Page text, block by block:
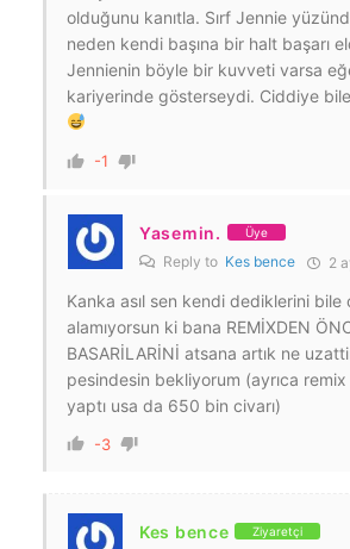
olduğunu kanıtla. Sırf Jennie
neden kendi başına bir halt başarı
Jennienin böyle bir kuvveti varsa
kariyerinde gösterseydi. Ciddiye
-1
Yasemin. Üye
Reply to Kes bence 2
Kanka asıl sen kendi dediklerini bile
alamıyorsun ki bana REMİXDEN
BASARİLARİNİ atsana artık ne
pesindesin bekliyorum (ayrıca remix
yaptı usa da 650 bin civarı)
-3
Kes bence Ziyaretçi